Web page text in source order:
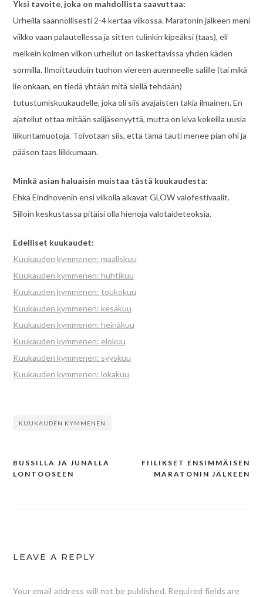
Yksi tavoite, joka on mahdollista saavuttaa:
Urheilla säännöllisesti 2-4 kertaa viikossa. Maratonin jälkeen meni
viikko vaan palautellessa ja sitten tulinkin kipeäksi (taas), eli
melkein kolmen viikon urheilut on laskettavissa yhden käden
sormilla. Ilmoittauduin tuohon viereen auenneelle salille (tai mikä
lie onkaan, en tiedä yhtään mitä siellä tehdään)
tutustumiskuukaudelle, joka oli siis avajaisten takia ilmainen. En
ajatellut ottaa mitään salijäsenyyttä, mutta on kiva kokeilla uusia
liikuntamuotoja. Toivotaan siis, että tämä tauti menee pian ohi ja
pääsen taas liikkumaan.
Minkä asian haluaisin muistaa tästä kuukaudesta:
Ehkä Eindhovenin ensi viikolla alkavat GLOW valofestivaalit.
Silloin keskustassa pitäisi olla hienoja valotaideteoksia.
Edelliset kuukaudet:
Kuukauden kymmenen: maaliskuu
Kuukauden kymmenen: huhtikuu
Kuukauden kymmenen: toukokuu
Kuukauden kymmenen: kesäkuu
Kuukauden kymmenen: heinäkuu
Kuukauden kymmenen: elokuu
Kuukauden kymmenen: syyskuu
Kuukauden kymmenen: lokakuu
KUUKAUDEN KYMMENEN
Post
FIILIKSET ENSIMMÄISEN
MARATONIN JÄLKEEN
BUSSILLA JA JUNALLA
LONTOOSEEN
LEAVE A REPLY
Your email address will not be published. Required fields are